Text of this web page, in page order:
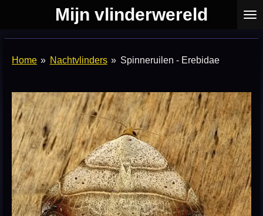
naar
de
Mijn vlinderwereld
Home » Nachtvlinders » Spinneruilen - Erebidae